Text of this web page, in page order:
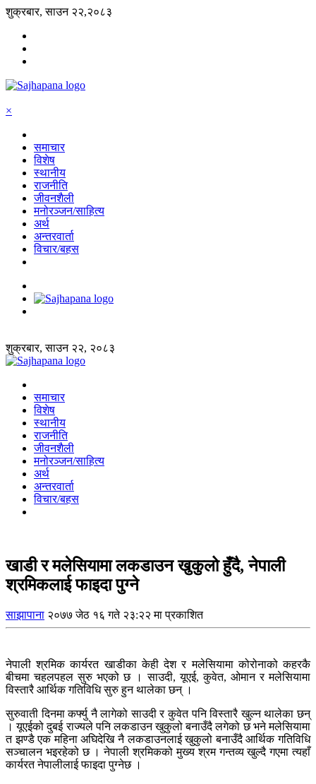
शुक्रबार, साउन २२,२०८३
×
समाचार
विशेष
स्थानीय
राजनीति
जीवनशैली
मनोरञ्जन/साहित्य
अर्थ
अन्तरवार्ता
विचार/बहस
शुक्रबार, साउन २२, २०८३
समाचार
विशेष
स्थानीय
राजनीति
जीवनशैली
मनोरञ्जन/साहित्य
अर्थ
अन्तरवार्ता
विचार/बहस
खाडी र मलेसियामा लकडाउन खुकुलो हुँदै, नेपाली
श्रमिकलाई फाइदा पुग्ने
साझापाना २०७७ जेठ १६ गते २३:२२ मा प्रकाशित
नेपाली श्रमिक कार्यरत खाडीका केही देश र मलेसियामा कोरोनाको कहरकै
बीचमा चहलपहल सुरु भएको छ । साउदी, यूएई, कुवेत, ओमान र मलेसियामा
विस्तारै आर्थिक गतिविधि सुरु हुन थालेका छन् ।
सुरुवाती दिनमा कर्फ्यु नै लागेको साउदी र कुवेत पनि विस्तारै खुल्न थालेका छन्
। यूएईको दुबई राज्यले पनि लकडाउन खुकुलो बनाउँदै लगेको छ भने मलेसियामा
त झण्डै एक महिना अघिदेखि नै लकडाउनलाई खुकुलो बनाउँदै आर्थिक गतिविधि
सञ्चालन भइरहेको छ । नेपाली श्रमिकको मुख्य श्रम गन्तव्य खुल्दै गएमा त्यहाँ
कार्यरत नेपालीलाई फाइदा पुग्नेछ ।